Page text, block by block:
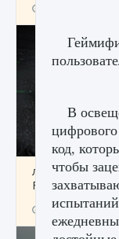
лицензии,
FC 25
9 августа 2024
В
код,
чтобы